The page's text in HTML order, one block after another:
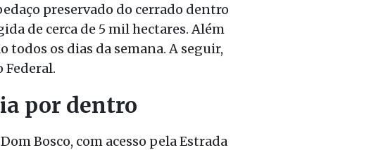
preservado do cerrado dentro
de cerca de 5 mil hectares. Além
os dias da semana. A seguir,
por dentro
Bosco, com acesso pela Estrada